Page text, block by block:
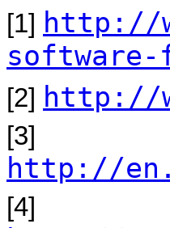
[1] http://
software-
[2] http://
[3]
http://
[4]